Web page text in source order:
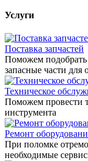
Услуги
Поставка запчастей
Поможем
запасные части для
Техническое
Поможем провести
инструмента
Ремонт
При поломке
необходимые